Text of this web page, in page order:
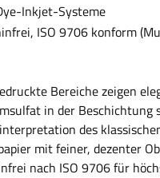
Inkjet-Systeme
ISO 9706 konform
Bereiche zeigen
in der Beschichtung
des
mit feiner, dezenter
nach ISO 9706 für